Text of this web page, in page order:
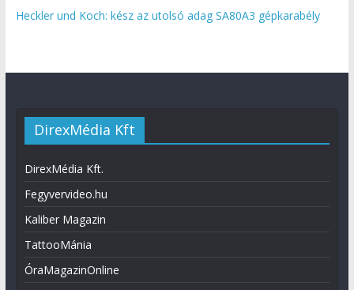
Heckler und Koch: kész az utolsó adag SA80A3 gépkarabély
DirexMédia Kft
DirexMédia Kft.
Fegyvervideo.hu
Kaliber Magazin
TattooMánia
ÓraMagazinOnline